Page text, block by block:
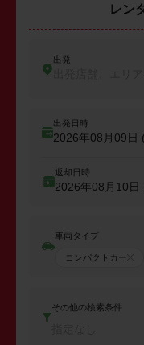
レン
出発
出発日時
2026年08月09日
返却日時
2026年08月10日
車両タイプ
コンパクトカー
その他の検索条件